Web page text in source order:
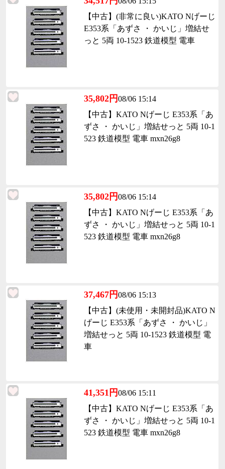
【中古】(非常に良い)KATO Nげーじ
E353系「あずさ ・ かいじ」増結せ
っと 5両 10-1523 鉄道模型 電車
35,802円08/06 15:14
【中古】KATO Nげーじ E353系「あ
ずさ ・ かいじ」増結せっと 5両 10-1
523 鉄道模型 電車 mxn26g8
35,802円08/06 15:14
【中古】KATO Nげーじ E353系「あ
ずさ ・ かいじ」増結せっと 5両 10-1
523 鉄道模型 電車 mxn26g8
37,467円08/06 15:13
【中古】(未使用・未開封品)KATO N
げーじ E353系「あずさ ・ かいじ」
増結せっと 5両 10-1523 鉄道模型 電
車
41,351円08/06 15:11
【中古】KATO Nげーじ E353系「あ
ずさ ・ かいじ」増結せっと 5両 10-1
523 鉄道模型 電車 mxn26g8